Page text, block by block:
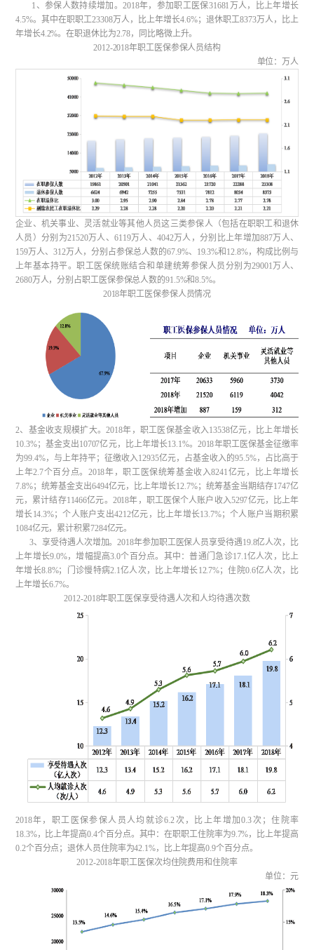
1、参保人数持续增加。2018年，参加职工医保31681万人，比上年增长
4.5%。其中在职职工23308万人，比上年增长4.6%；退休职工8373万人，比上
年增长4.2%。在职退休比为2.78，同比略微上升。
2012-2018年职工医保参保人员结构
单位：万人
企业、机关事业、灵活就业等其他人员这三类参保人（包括在职职工和退休
人员）分别为21520万人、6119万人、4042万人，分别比上年增加887万人、
159万人、312万人，分别占参保总人数的67.9%、19.3%和12.8%，构成比例与
上年基本持平。职工医保统账结合和单建统筹参保人员分别为29001万人、
2680万人，分别占职工医保参保总人数的91.5%和8.5%。
2018年职工医保参保人员情况
2、基金收支规模扩大。2018年，职工医保基金收入13538亿元，比上年增长
10.3%；基金支出10707亿元，比上年增长13.1%。2018年职工医保基金征缴率
为99.4%，与上年持平；征缴收入12935亿元，占基金收入的95.5%，占比高于
上年2.7个百分点。2018年，职工医保统筹基金收入8241亿元，比上年增长
7.8%；统筹基金支出6494亿元，比上年增长12.7%；统筹基金当期结存1747亿
元，累计结存11466亿元。2018年，职工医保个人账户收入5297亿元，比上年
增长14.3%；个人账户支出4212亿元，比上年增长13.7%；个人账户当期积累
1084亿元，累计积累7284亿元。
3、享受待遇人次增加。2018年参加职工医保人员享受待遇19.8亿人次，比
上年增长9.0%，增幅提高3.0个百分点。其中：普通门急诊17.1亿人次，比上
年增长8.8%；门诊慢特病2.1亿人次，比上年增长12.7%；住院0.6亿人次，比
上年增长6.7%。
2012-2018年职工医保享受待遇人次和人均待遇次数
2018年，职工医保参保人员人均就诊6.2次，比上年增加0.3次；住院率
18.3%，比上年提高0.4个百分点。其中：在职职工住院率为9.7%，比上年提高
0.2个百分点；退休人员住院率为42.1%，比上年提高0.9个百分点。
2012-2018年职工医保次均住院费用和住院率
单位：元